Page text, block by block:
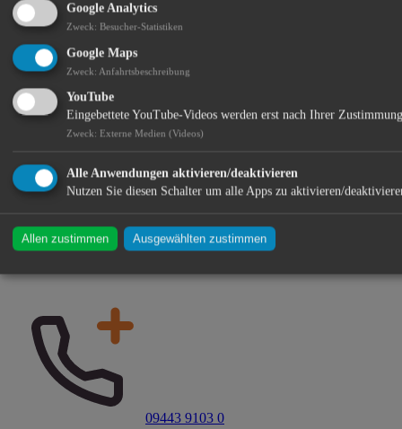
Rathaus Abensberg
Stadtverwaltung
Termin buchen (nur Ewo/Standesamt)
09443 9103 0
Google Analytics
Zweck: Besucher-Statistiken
Google Maps
Zweck: Anfahrtsbeschreibung
YouTube
Eingebettete YouTube-Videos werden erst nach Ihrer
Zweck: Externe Medien (Videos)
Alle Anwendungen aktivieren/deaktivieren
Nutzen Sie diesen Schalter um alle Apps zu aktivieren/
Allen zustimmen Ausgewählten zustimmen